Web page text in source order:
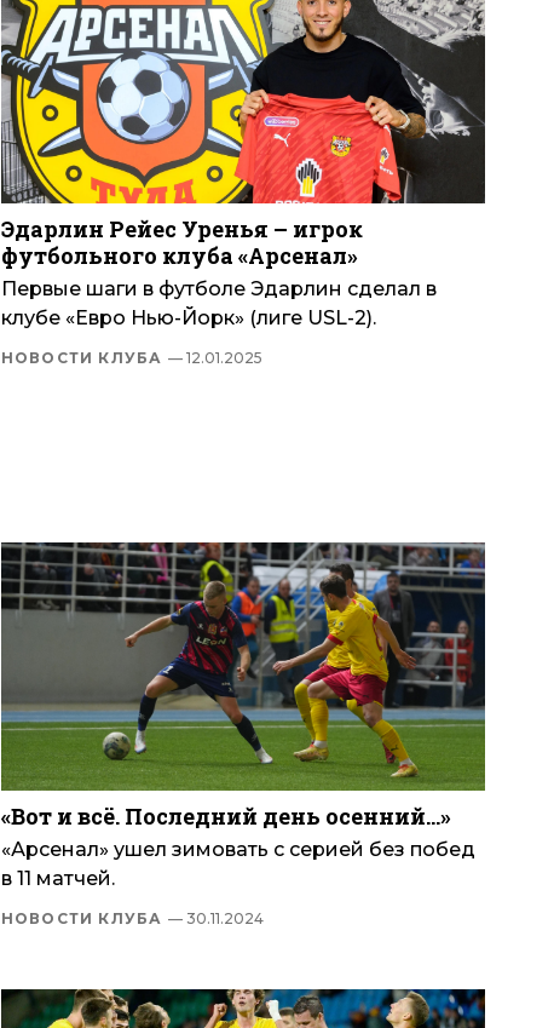
Эдарлин Рейес Уренья – игрок
футбольного клуба «Арсенал»
Первые шаги в футболе Эдарлин сделал в
клубе «Евро Нью-Йорк» (лиге USL-2).
НОВОСТИ КЛУБА — 12.01.2025
«Вот и всё. Последний день осенний…»
«Арсенал» ушел зимовать с серией без побед
в 11 матчей.
НОВОСТИ КЛУБА — 30.11.2024